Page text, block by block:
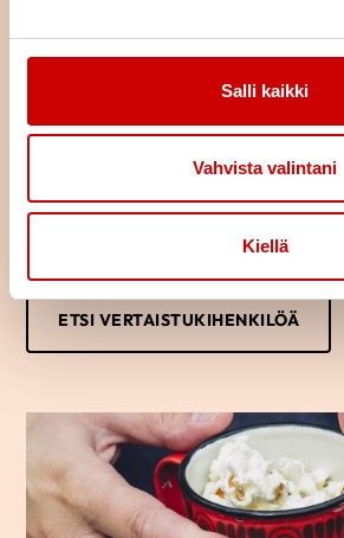
Salli kaikki
Vahvista valintani
Kiellä
Löydä oma tukijasi
Oletko sairastunut tai sairastuneen
kokemuksistasi toisen samankaltaista
Vertaistukihenkilön kanssa voi puhua
ajatuksista ja tunteista.
Usein saman kokenut osaa parhaiten
tai hänen läheistään ja auttaa jaksamaan
ETSI VERTAISTUKIHENKILÖÄ